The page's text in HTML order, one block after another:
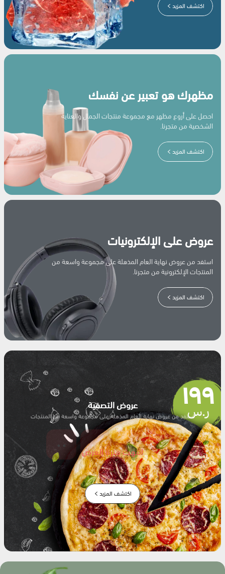
اكتشف المزيد
مظهرك هو تعبير عن نفسك
احصل على أروع مظهر مع مجموعة منتجات الجمال والعناية
الشخصية من متجرنا.
اكتشف المزيد
عروض على الإلكترونيات
استفد من عروض نهاية العام المذهلة على مجموعة واسعة من
المنتجات الإلكترونية من متجرنا.
اكتشف المزيد
عروض التصفية
استفد من عروض نهاية العام المذهلة على مجموعة واسعة من المنتجات
٠٠
ثانية
٠٠
دقيقة
٠٠
ساعة
٠٠
يوم
انتهت فترة العرض
اكتشف المزيد